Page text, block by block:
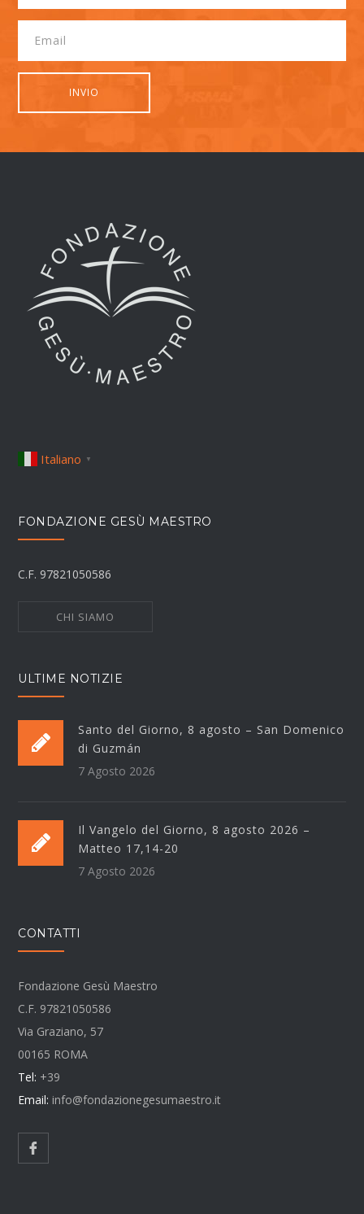
Italiano ▼
FONDAZIONE GESÙ MAESTRO
C.F. 97821050586
CHI SIAMO
ULTIME NOTIZIE
Santo del Giorno, 8 agosto – San Domenico
di Guzmán
7 Agosto 2026
Il Vangelo del Giorno, 8 agosto 2026 –
Matteo 17,14-20
7 Agosto 2026
CONTATTI
Fondazione Gesù Maestro
C.F. 97821050586
Via Graziano, 57
00165 ROMA
Tel: +39
Email: info@fondazionegesumaestro.it